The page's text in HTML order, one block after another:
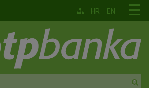
☰
HR EN